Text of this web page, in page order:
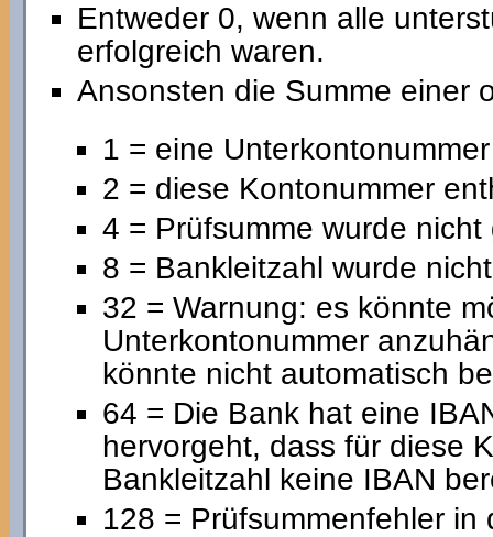
Entweder 0, wenn alle
erfolgreich waren.
Ansonsten die Summe einer
1 = eine
2 = diese Kontonummer
4 = Prüfsumme wurde nicht
8 = Bankleitzahl wurde
32 = Warnung: es könnte
Unterkontonummer
könnte nicht automatisch
64 = Die Bank hat eine
hervorgeht, dass für diese
Bankleitzahl keine IBAN
128 = Prüfsummenfehler in